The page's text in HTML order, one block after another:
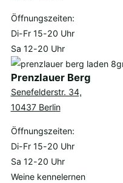
Öffnungszeiten:
Di-Fr 15-20 Uhr
Sa 12-20 Uhr
Prenzlauer Berg
Senefelderstr. 34,
10437 Berlin
Öffnungszeiten:
Di-Fr 15-20 Uhr
Sa 12-20 Uhr
Weine kennelernen